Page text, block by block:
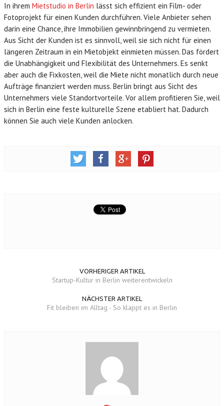
In ihrem Mietstudio in Berlin lässt sich effizient ein Film- oder
Fotoprojekt für einen Kunden durchführen. Viele Anbieter sehen
darin eine Chance, ihre Immobilien gewinnbringend zu vermieten.
Aus Sicht der Kunden ist es sinnvoll, weil sie sich nicht für einen
längeren Zeitraum in ein Mietobjekt einmieten müssen. Das fördert
die Unabhängigkeit und Flexibilität des Unternehmers. Es senkt
aber auch die Fixkosten, weil die Miete nicht monatlich durch neue
Aufträge finanziert werden muss. Berlin bringt aus Sicht des
Unternehmers viele Standortvorteile. Vor allem profitieren Sie, weil
sich in Berlin eine feste kulturelle Szene etabliert hat. Dadurch
können Sie auch viele Kunden anlocken.
VORHERIGER ARTIKEL
Startup-Kultur in Berlin weiterentwickeln
NÄCHSTER ARTIKEL
Fit bleiben im Alltag - So klappt es in Berlin